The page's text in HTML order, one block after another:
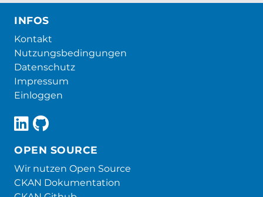
INFOS
Kontakt
Nutzungsbedingungen
Datenschutz
Impressum
Einloggen
OPEN SOURCE
Wir nutzen Open Source
CKAN Dokumentation